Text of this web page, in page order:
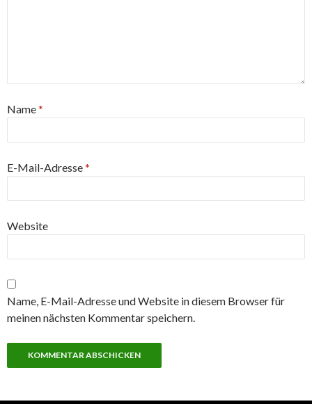
Name*
E-Mail-Adresse*
Website
Name, E-Mail-Adresse und Website in diesem Browser für
meinen nächsten Kommentar speichern.